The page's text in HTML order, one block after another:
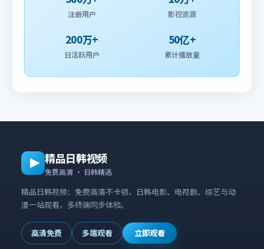
注册用户 影视资源
200万+
日活跃用户
50亿+
累计播放量
精品日韩视频
免费高清 · 日韩精选
精品日韩视频：免费高清不卡顿，日韩电影、电视剧、综艺与动
漫一站观看，多终端同步体验。
高清免费 多端观看 立即观看